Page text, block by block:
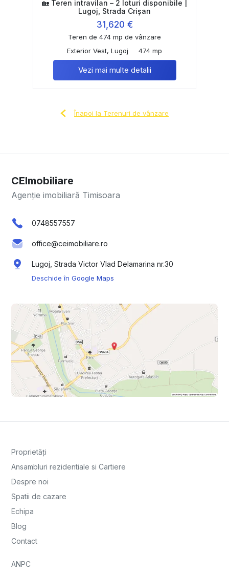
🏡 Teren intravilan – 2 loturi disponibile |
Lugoj, Strada Crișan
31,620 €
Teren de 474 mp de vânzare
Exterior Vest, Lugoj
474 mp
Vezi mai multe detalii
Înapoi la Terenuri de vânzare
CEImobiliare
Agenție imobiliară Timisoara
0748557557
office@ceimobiliare.ro
Lugoj, Strada Victor Vlad Delamarina nr.30
Deschide în Google Maps
Proprietăți
Ansambluri rezidentiale si Cartiere
Despre noi
Spatii de cazare
Echipa
Blog
Contact
ANPC